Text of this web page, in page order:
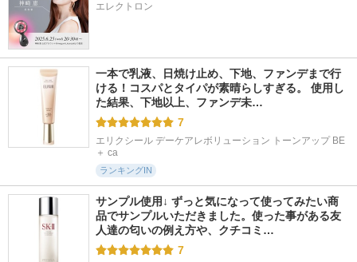
エレクトロン
一本で乳液、日焼け止め、下地、ファンデまで行
ける！コスパとタイパが素晴らしすぎる。 使用し
た結果、下地以上、ファンデ未…
7
エリクシール デーケアレボリューション トーンアップ BE
＋ ca
ランキングIN
サンプル使用↓ ずっと気になって使ってみたい商
品でサンプルいただきました。使った事がある友
人達の匂いの例え方や、クチコミ…
7